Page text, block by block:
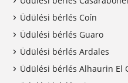
Üdülési bérlés Coín
Üdülési bérlés Guaro
Üdülési bérlés Ardales
Üdülési bérlés Alhaurin El